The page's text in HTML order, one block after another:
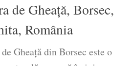
de Gheață, Borsec,
România
Gheață din Borsec este o